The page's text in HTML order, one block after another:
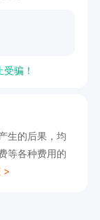
骗！
生的后果，均
等各种费用的
>